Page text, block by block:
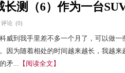
长测（6）作为一台
评论 (0)
威到我手里差不多一个月了，可以做
因为随着相处的时间越来越长，我越
矛... 【阅读全文】